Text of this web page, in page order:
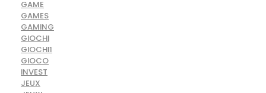
GAME
GAMES
GAMING
GIOCHI
GIOCHI1
GIOCO
INVEST
JEUX